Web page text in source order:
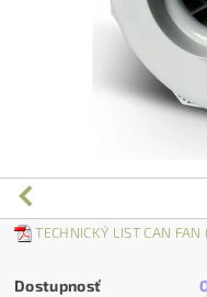
TECHNICKÝ LIST CAN
Dostupnosť